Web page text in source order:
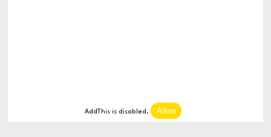
AddThis is disabled. Allow